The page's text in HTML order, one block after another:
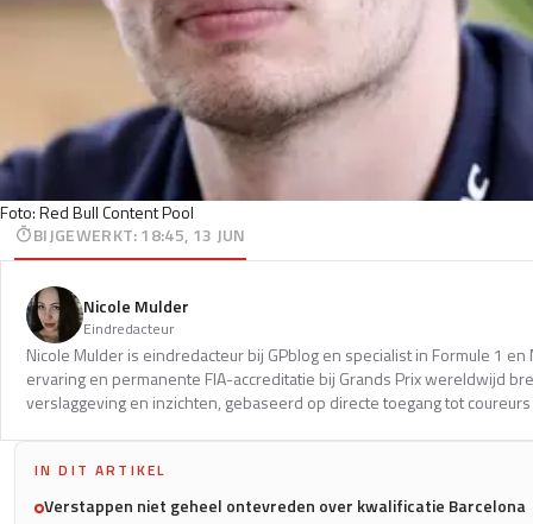
Foto: Red Bull Content Pool
BIJGEWERKT:18:45, 13 JUN
Nicole Mulder
Eindredacteur
Nicole Mulder is eindredacteur bij GPblog en specialist in Formule 1 en
ervaring en permanente FIA-accreditatie bij Grands Prix wereldwijd
verslaggeving en inzichten, gebaseerd op directe toegang tot
IN DIT ARTIKEL
Verstappen niet geheel ontevreden over kwalificatie Barcelona